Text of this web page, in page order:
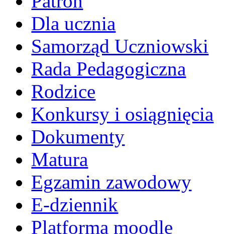
Dla ucznia
Samorząd Uczniowski
Rada Pedagogiczna
Rodzice
Konkursy i osiągnięcia
Dokumenty
Matura
Egzamin zawodowy
E-dziennik
Platforma moodle